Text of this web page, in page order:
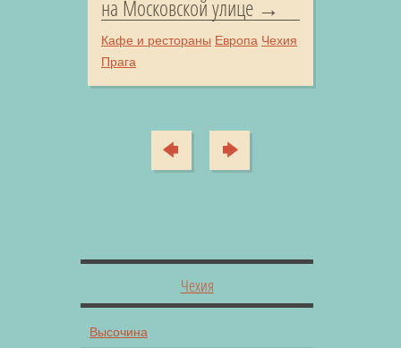
на Московской улице
Кафе и рестораны Европа Чехия
Прага
Чехия
Высочина